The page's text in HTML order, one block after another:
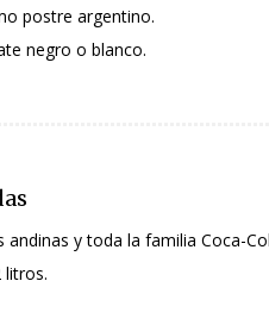
postre argentino.
negro o blanco.
andinas y toda la familia Coca-
litros.